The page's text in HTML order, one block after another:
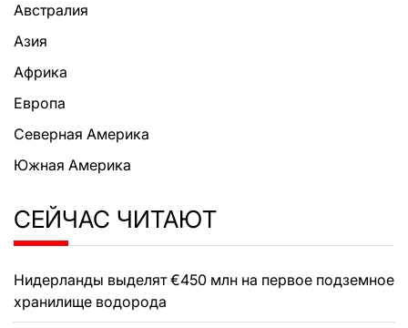
Австралия
Азия
Африка
Европа
Северная Америка
Южная Америка
СЕЙЧАС ЧИТАЮТ
Нидерланды выделят €450 млн на первое подземное
хранилище водорода